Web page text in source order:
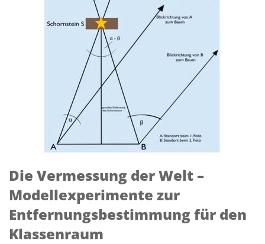
Die Vermessung der Welt –
Modellexperimente zur
Entfernungsbestimmung für den
Klassenraum